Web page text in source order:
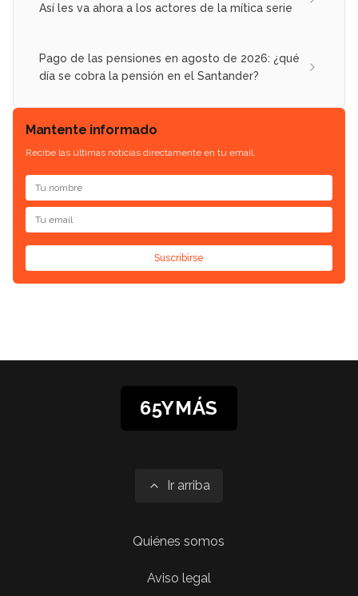
Así les va ahora a los actores de la mítica serie
Pago de las pensiones en agosto de 2026: ¿qué
día se cobra la pensión en el Santander?
Mantente informado
Recibe las últimas noticias directamente en tu email.
Suscribirse
65YMÁS
Ir arriba
Quiénes somos
Aviso legal